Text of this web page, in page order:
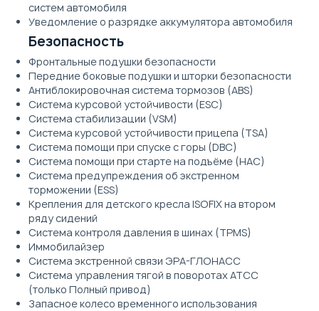
систем автомобиля
Уведомление о разрядке аккумулятора автомобиля
Безопасность
Фронтальные подушки безопасности
Передние боковые подушки и шторки безопасности
Антиблокировочная система тормозов (ABS)
Система курсовой устойчивости (ESC)
Система стабилизации (VSM)
Система курсовой устойчивости прицепа (TSA)
Система помощи при спуске с горы (DBC)
Система помощи при старте на подъёме (HAC)
Система предупреждения об экстренном
торможении (ESS)
Крепления для детского кресла ISOFIX на втором
ряду сидений
Система контроля давления в шинах (TPMS)
Иммобилайзер
Система экстренной связи ЭРА-ГЛОНАСС
Система управления тягой в поворотах ATCC
(только Полный привод)
Запасное колесо временного использования